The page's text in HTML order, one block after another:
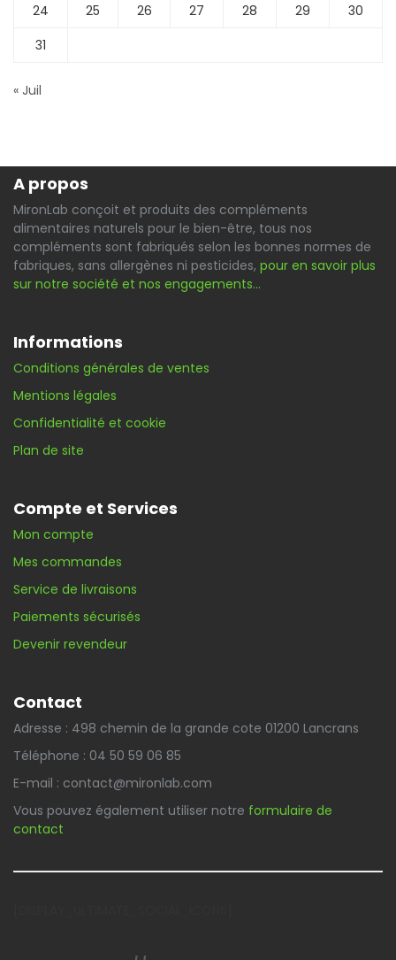
24
25 26 27 28 29
30
31
« Juil
A propos
MironLab conçoit et produits des compléments
alimentaires naturels pour le bien-être, tous nos
compléments sont fabriqués selon les bonnes normes de
fabriques, sans allergènes ni pesticides, pour en savoir plus
sur notre société et nos engagements…
Informations
Conditions générales de ventes
Mentions légales
Confidentialité et cookie
Plan de site
Compte et Services
Mon compte
Mes commandes
Service de livraisons
Paiements sécurisés
Devenir revendeur
Contact
Adresse : 498 chemin de la grande cote 01200 Lancrans
Téléphone : 04 50 59 06 85
E-mail : contact@mironlab.com
Vous pouvez également utiliser notre formulaire de
contact